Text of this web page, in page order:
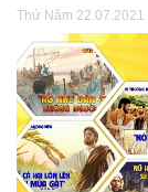
Thứ Năm 22.07.2021